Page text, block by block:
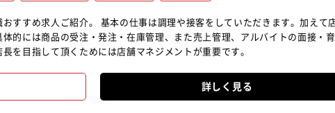
理や接客をしていただきます。加えて店舗
的には商品の受注・発注・在庫管理、また売上管理、アルバイトの面接・育
を目指して頂くためには店舗マネジメントが重要です。
詳しく見る